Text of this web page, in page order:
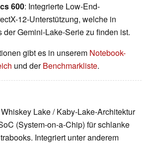
600: Integrierte Low-End-
12-Unterstützung, welche in
der Gemini-Lake-Serie zu finden ist.
gibt es in unserem Notebook-
und derBenchmarkliste.
Lake / Kaby-Lake-Architektur
(System-on-a-Chip) für schlanke
Integriert unter anderem